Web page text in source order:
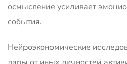
осмысление усиливает
события.
Нейроэкономические